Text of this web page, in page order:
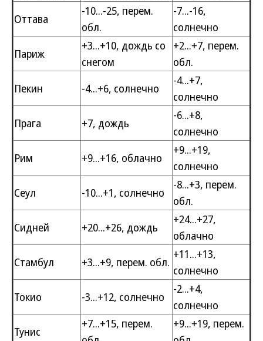
Оттава
-10...-25, перем.
обл.
-7...-16,
солнечно
Париж
+3...+10, дождь со
снегом
+2...+7, перем.
обл.
Пекин
-4...+6, солнечно
-4...+7,
солнечно
Прага
+7, дождь
-6...+8,
солнечно
Рим
+9...+16, облачно
+9...+19,
солнечно
Сеул
-10...+1, солнечно
-8...+3, перем.
обл.
Сидней
+20...+26, дождь
+24...+27,
облачно
Стамбул
+3...+9, перем. обл.
+11...+13,
солнечно
Токио
-3...+12, солнечно
-2...+4,
солнечно
Тунис
+7...+15, перем.
+9...+19, перем.